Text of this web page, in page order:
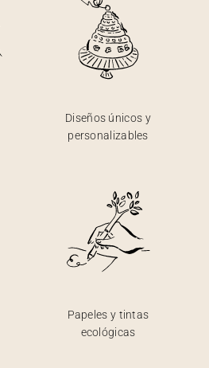
Diseños únicos y
personalizables
Papeles y tintas
ecológicas